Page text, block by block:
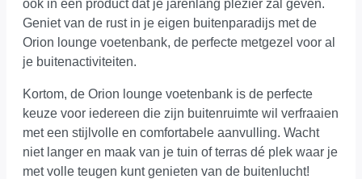
ook in een product dat je jarenlang plezier zal geven.
Geniet van de rust in je eigen buitenparadijs met de
Orion lounge voetenbank, de perfecte metgezel voor al
je buitenactiviteiten.
Kortom, de Orion lounge voetenbank is de perfecte
keuze voor iedereen die zijn buitenruimte wil verfraaien
met een stijlvolle en comfortabele aanvulling. Wacht
niet langer en maak van je tuin of terras dé plek waar je
met volle teugen kunt genieten van de buitenlucht!